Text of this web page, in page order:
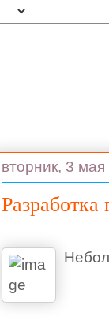
вторник, 3 мая